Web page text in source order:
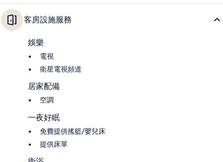
客房設施服務
娛樂
電視
衛星電視頻道
居家配備
空調
一夜好眠
免費提供搖籃/嬰兒床
提供床單